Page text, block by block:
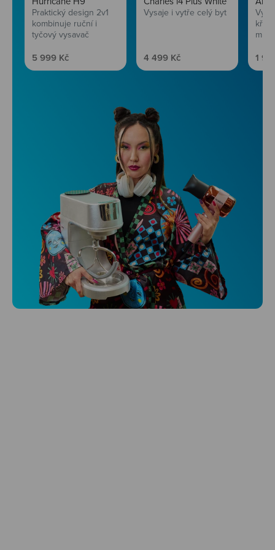
Praktický design 2v1
kombinuje ruční i
tyčový vysavač
Prodejní cena
5 999 Kč
Vysaje i vytře celý byt
Prodejní cena
4 499 Kč 1
Niceboy ONE Ultra
Hlídá ti zdraví, spánek i pohyb a ještě k
tomu platí.